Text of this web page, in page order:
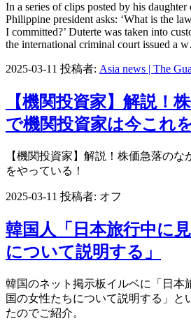
In a series of clips posted by his
Philippine president asks: ‘What is the
I committed?’ Duterte was taken into
the international criminal court issued a
2025-03-11 投稿者: Asia news | The
【機関投資家】解説！
で機関投資家は今これ
【機関投資家】解説！株価急落の
をやっている！
2025-03-11 投稿者: オフ
韓国人「日本旅行中に
について説明する」
韓国のネット掲示板イルベに「日本
国の女性たちについて説明する」と
たのでご紹介。